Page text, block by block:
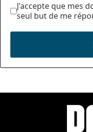
J'accepte que mes
seul but de me